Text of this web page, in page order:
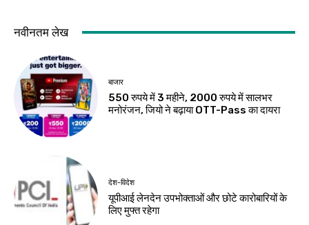
खेल
थॉम्पसन की घातक
गेंदबाजी, 54 रन पर ढेर
Birsa Bhumi Live
देश-विदेश
मप्र में आज तीन जिलों में